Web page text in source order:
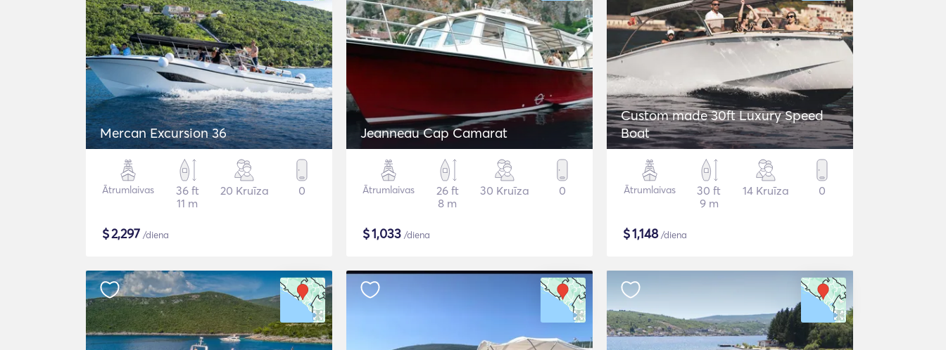
Mercan Excursion 36
Ātrumlaivas
36 ft
11 m
20 Kruīza 0
$2,297 /diena
Jeanneau Cap Camarat
Ātrumlaivas
26 ft
8 m
30 Kruīza 0
$1,033 /diena
Custom made 30ft Luxury Speed
Boat
Ātrumlaivas
30 ft
9 m
14 Kruīza 0
$1,148/diena